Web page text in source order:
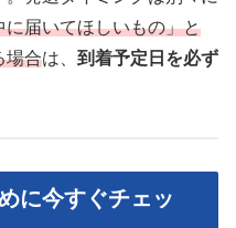
に届いてほしいもの」と
場合は、 到着予定日を必ず
に今すぐチェッ